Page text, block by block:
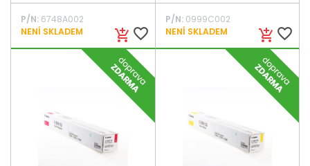
add_shopping_cart favorite_border
P/N: 6748A002
NENÍ SKLADEM
add_shopping_cart favorite_border
P/N:0999C002
NENÍ SKLADEM